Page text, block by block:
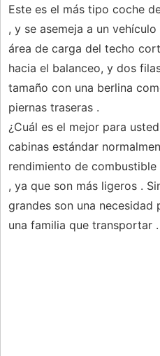
Este es el más tipo coche
, y se asemeja a un
área de carga del techo
hacia el balanceo, y dos
tamaño con una berlina
piernas traseras .
¿Cuál es el mejor para usted
cabinas estándar
rendimiento de
, ya que son más ligeros .
grandes son una necesidad
una familia que transportar .